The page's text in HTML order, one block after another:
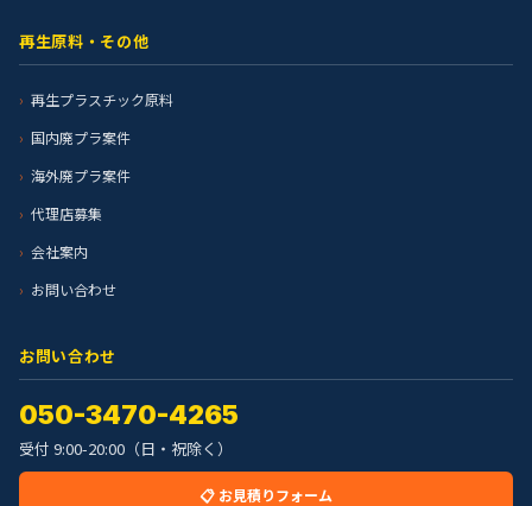
再生原料・その他
再生プラスチック原料
国内廃プラ案件
海外廃プラ案件
代理店募集
会社案内
お問い合わせ
お問い合わせ
050-3470-4265
受付 9:00-20:00（日・祝除く）
📋 お見積りフォーム